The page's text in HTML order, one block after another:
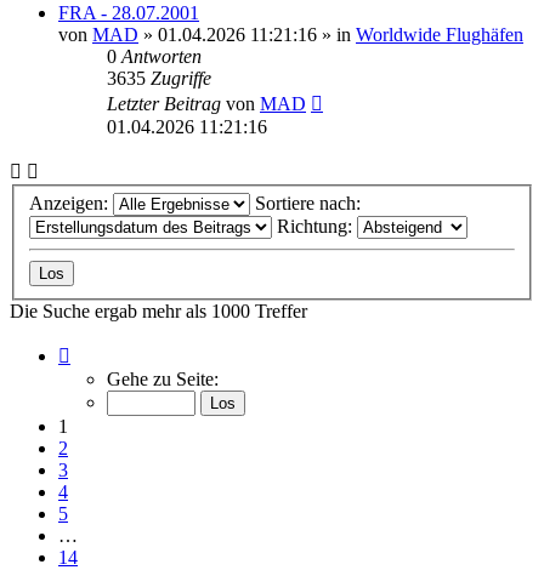
FRA - 28.07.2001
von MAD » 01.04.2026 11:21:16 » in Worldwide Flughäfen
0 Antworten
3635 Zugriffe
Letzter Beitrag von MAD
01.04.2026 11:21:16
Anzeigen:
Sortiere nach:
Richtung:
Die Suche ergab mehr als 1000 Treffer
von
Gehe zu Seite:
1
2
3
4
5
…
14